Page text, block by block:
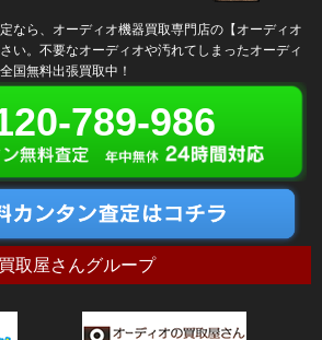
なら、オーディオ機器買取専門店の【オーディオ
い。不要なオーディオや汚れてしまったオーディ
国無料出張買取中！
789-986
買取屋さんグループ